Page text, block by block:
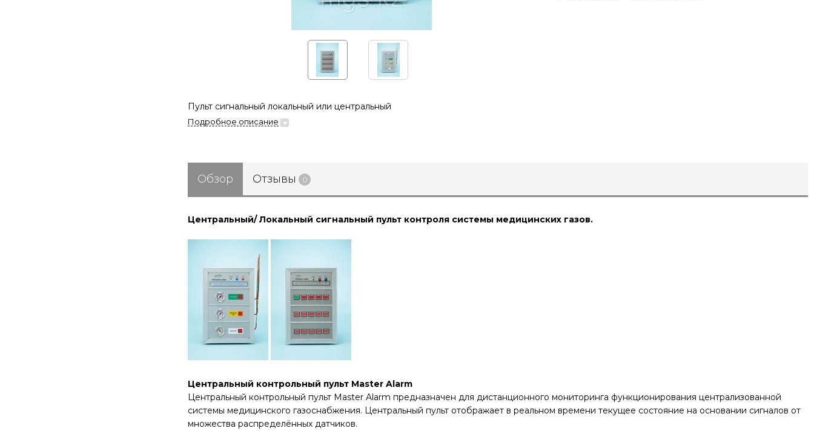
Пульт сигнальный локальный или центральный
Подробное описание
Обзор Отзывы 0
Центральный/ Локальный сигнальный пульт контроля системы медицинских газов.
Центральный контрольный пульт Master Alarm
Центральный контрольный пульт Master Alarm предназначен для дистанционного мониторинга функционирования централизованной
системы медицинского газоснабжения. Центральный пульт отображает в реальном времени текущее состояние на основании сигналов от
множества распределённых датчиков.